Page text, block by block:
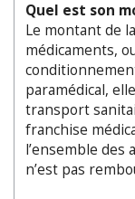
Quel est son
Le montant de
médicaments,
paramédical,
transport
franchise
l’ensemble des
n’est pas